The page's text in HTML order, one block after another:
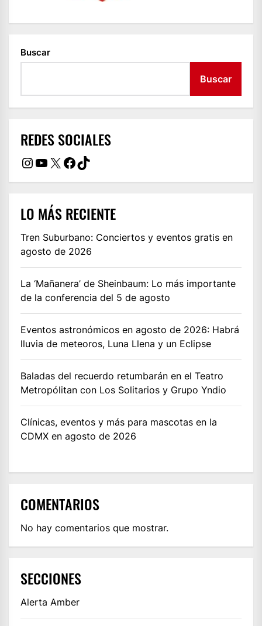
Buscar
Buscar
REDES SOCIALES
Instagram
YouTube
X Facebook
TikTok
LO MÁS RECIENTE
Tren Suburbano: Conciertos y eventos gratis en
agosto de 2026
La ‘Mañanera’ de Sheinbaum: Lo más importante
de la conferencia del 5 de agosto
Eventos astronómicos en agosto de 2026: Habrá
lluvia de meteoros, Luna Llena y un Eclipse
Baladas del recuerdo retumbarán en el Teatro
Metropólitan con Los Solitarios y Grupo Yndio
Clínicas, eventos y más para mascotas en la
CDMX en agosto de 2026
COMENTARIOS
No hay comentarios que mostrar.
SECCIONES
Alerta Amber